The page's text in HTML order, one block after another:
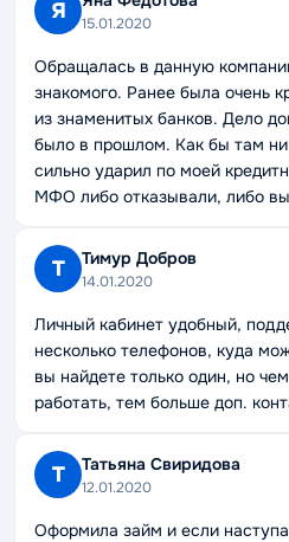
Я 15.01.2020
Обращалась в данную
знакомого. Ранее была очень
из знаменитых банков. Дело
было в прошлом. Как бы там ни
сильно ударил по моей
МФО либо отказывали, либо
Т Тимур Добров
14.01.2020
Личный кабинет удобный,
несколько телефонов, куда
вы найдете только один, но
работать, тем больше доп.
Т Татьяна Свиридова
12.01.2020
Оформила займ и если